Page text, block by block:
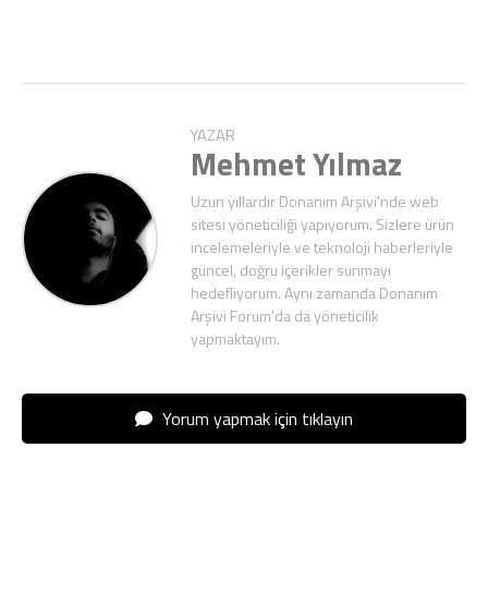
YAZAR
Mehmet Yılmaz
Uzun yıllardır Donanım Arşivi'nde web
sitesi yöneticiliği yapıyorum. Sizlere ürün
incelemeleriyle ve teknoloji haberleriyle
güncel, doğru içerikler sunmayı
hedefliyorum. Aynı zamanda Donanım
Arşivi Forum'da da yöneticilik
yapmaktayım.
Yorum yapmak için tıklayın